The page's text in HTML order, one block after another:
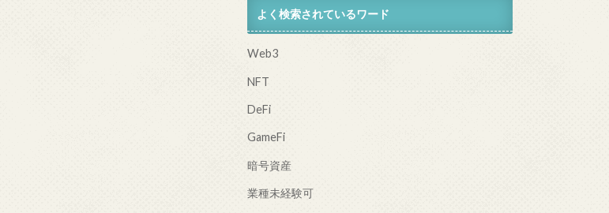
よく検索されているワード
Web3
NFT
DeFi
GameFi
暗号資産
業種未経験可